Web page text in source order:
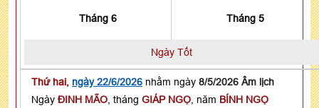
Tháng 6 Tháng 5
Ngày Tốt
Thứ hai, ngày 22/6/2026 nhằm ngày 8/5/2026 Âm lịch
Ngày ĐINH MÃO , tháng GIÁP NGỌ , năm BÍNH NGỌ